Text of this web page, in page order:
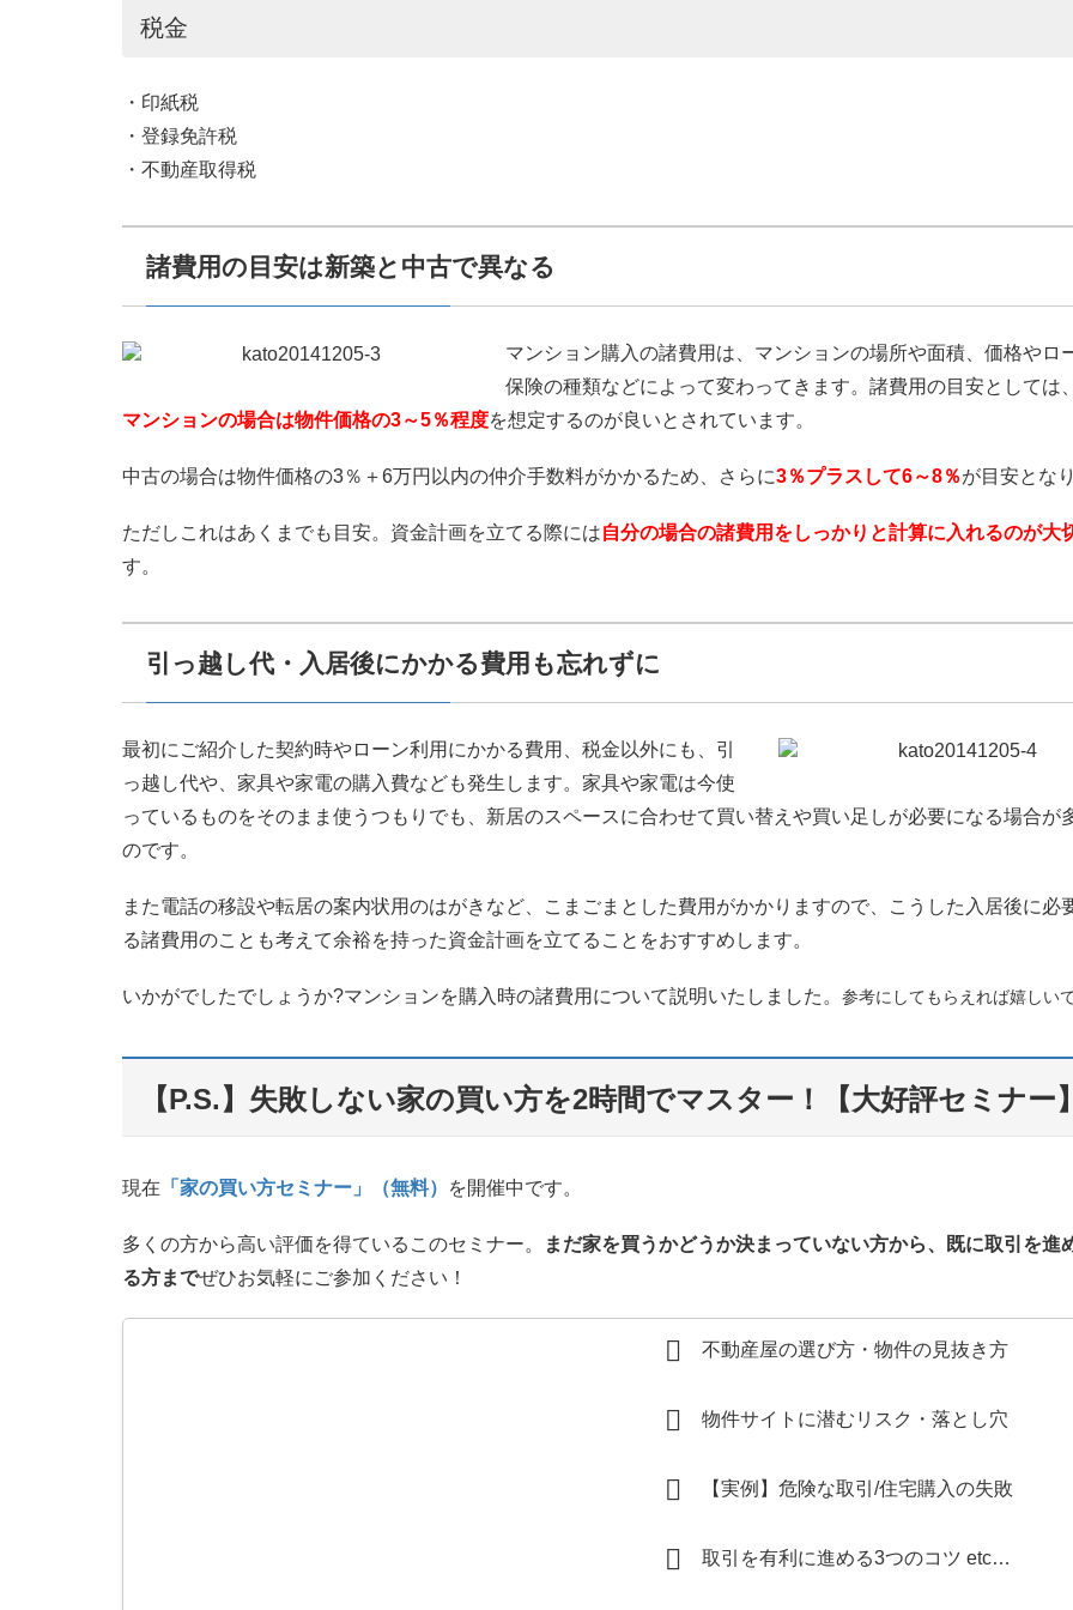
税金
・印紙税
・登録免許税
・不動産取得税
諸費用の目安は新築と中古で異なる
マンション購入の諸費用は、マンションの場所や面積、価格やロ
保険の種類などによって変わってきます。諸費用の目安としては、
マンションの場合は物件価格の3～5％程度を想定するのが良いとされています。
中古の場合は物件価格の3％＋6万円以内の仲介手数料がかかるため、さらに3％プラスして6～8％が目安とな
ただしこれはあくまでも目安。資金計画を立てる際には自分の場合の諸費用をしっかりと計算に入れるのが大
す。
引っ越し代・入居後にかかる費用も忘れずに
最初にご紹介した契約時やローン利用にかかる費用、税金以外にも、引
っ越し代や、家具や家電の購入費なども発生します。家具や家電は今使
っているものをそのまま使うつもりでも、新居のスペースに合わせて買い替えや買い足しが必要になる場合が
のです。
また電話の移設や転居の案内状用のはがきなど、こまごまとした費用がかかりますので、こうした入居後に必
る諸費用のことも考えて余裕を持った資金計画を立てることをおすすめします。
いかがでしたでしょうか?マンションを購入時の諸費用について説明いたしました。 参考にしてもらえれば嬉しいで
【P.S.】失敗しない家の買い方を2時間でマスター！【大好評セミナー】
現在 「家の買い方セミナー」（無料） を開催中です。
多くの方から高い評価を得ているこのセミナー。
まだ家を買うかどうか決まっていない方から、既に取引を進
る方までぜひお気軽にご参加ください！
不動産屋の選び方・物件の見抜き方
物件サイトに潜むリスク・落とし穴
【実例】危険な取引/住宅購入の失敗
取引を有利に進める3つのコツ etc…